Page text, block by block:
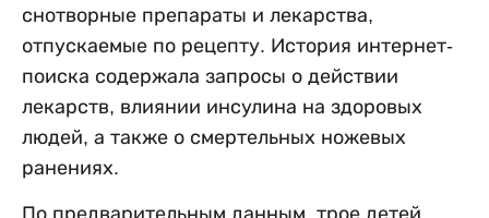
снотворные препараты и лекарства,
отпускаемые по рецепту. История интернет-
поиска содержала запросы о действии
лекарств, влиянии инсулина на здоровых
людей, а также о смертельных ножевых
ранениях.
По предварительным данным, трое детей